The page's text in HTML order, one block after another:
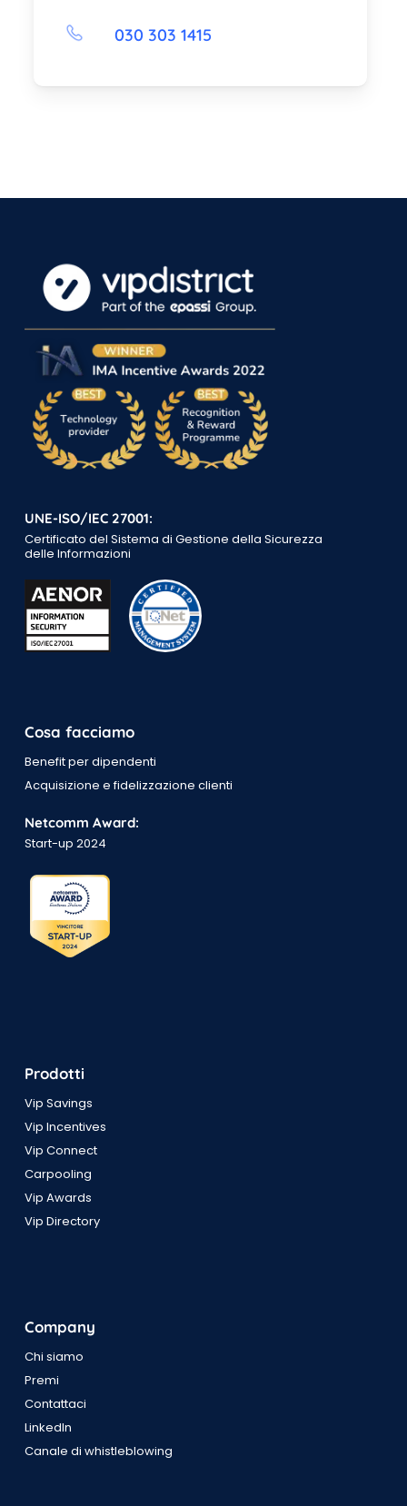
030 303 1415
UNE-ISO/IEC 27001:
Certificato del Sistema di Gestione della Sicurezza
delle Informazioni
Cosa facciamo
Benefit per dipendenti
Acquisizione e fidelizzazione clienti
Netcomm Award:
Start-up 2024
Prodotti
Vip Savings
Vip Incentives
Vip Connect
Carpooling
Vip Awards
Vip Directory
Company
Chi siamo
Premi
Contattaci
LinkedIn
Canale di whistleblowing